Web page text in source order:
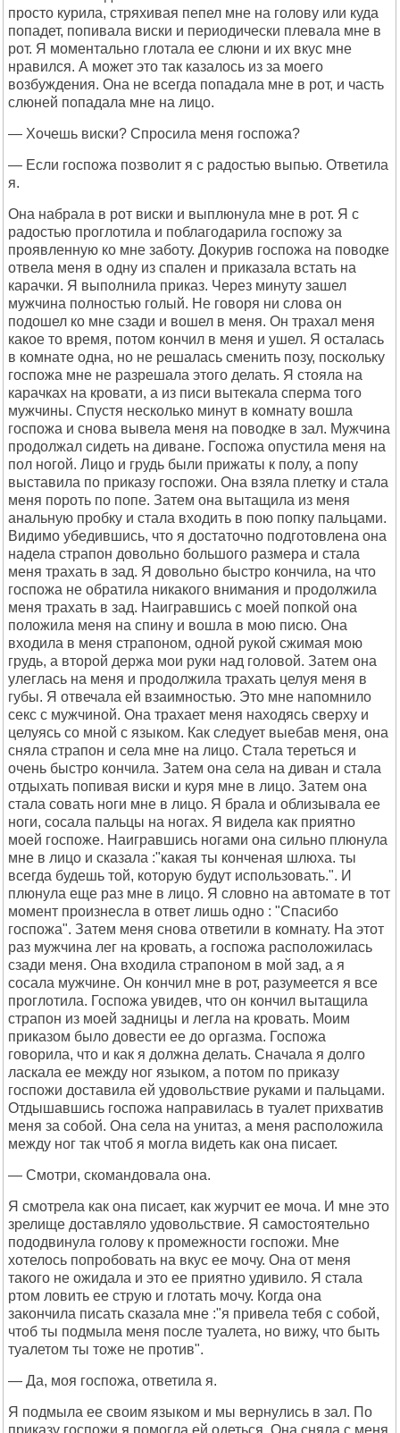
просто курила, стряхивая пепел мне на голову или куда
попадет, попивала виски и периодически плевала мне в
рот. Я моментально глотала ее слюни и их вкус мне
нравился. А может это так казалось из за моего
возбуждения. Она не всегда попадала мне в рот, и часть
слюней попадала мне на лицо.
— Хочешь виски? Спросила меня госпожа?
— Если госпожа позволит я с радостью выпью. Ответила
я.
Она набрала в рот виски и выплюнула мне в рот. Я с
радостью проглотила и поблагодарила госпожу за
проявленную ко мне заботу. Докурив госпожа на поводке
отвела меня в одну из спален и приказала встать на
карачки. Я выполнила приказ. Через минуту зашел
мужчина полностью голый. Не говоря ни слова он
подошел ко мне сзади и вошел в меня. Он трахал меня
какое то время, потом кончил в меня и ушел. Я осталась
в комнате одна, но не решалась сменить позу, поскольку
госпожа мне не разрешала этого делать. Я стояла на
карачках на кровати, а из писи вытекала сперма того
мужчины. Спустя несколько минут в комнату вошла
госпожа и снова вывела меня на поводке в зал. Мужчина
продолжал сидеть на диване. Госпожа опустила меня на
пол ногой. Лицо и грудь были прижаты к полу, а попу
выставила по приказу госпожи. Она взяла плетку и стала
меня пороть по попе. Затем она вытащила из меня
анальную пробку и стала входить в пою попку пальцами.
Видимо убедившись, что я достаточно подготовлена она
надела страпон довольно большого размера и стала
меня трахать в зад. Я довольно быстро кончила, на что
госпожа не обратила никакого внимания и продолжила
меня трахать в зад. Наигравшись с моей попкой она
положила меня на спину и вошла в мою писю. Она
входила в меня страпоном, одной рукой сжимая мою
грудь, а второй держа мои руки над головой. Затем она
улеглась на меня и продолжила трахать целуя меня в
губы. Я отвечала ей взаимностью. Это мне напомнило
секс с мужчиной. Она трахает меня находясь сверху и
целуясь со мной с языком. Как следует выебав меня, она
сняла страпон и села мне на лицо. Стала тереться и
очень быстро кончила. Затем она села на диван и стала
отдыхать попивая виски и куря мне в лицо. Затем она
стала совать ноги мне в лицо. Я брала и облизывала ее
ноги, сосала пальцы на ногах. Я видела как приятно
моей госпоже. Наигравшись ногами она сильно плюнула
мне в лицо и сказала :"какая ты конченая шлюха. ты
всегда будешь той, которую будут использовать.". И
плюнула еще раз мне в лицо. Я словно на автомате в тот
момент произнесла в ответ лишь одно : "Спасибо
госпожа". Затем меня снова ответили в комнату. На этот
раз мужчина лег на кровать, а госпожа расположилась
сзади меня. Она входила страпоном в мой зад, а я
сосала мужчине. Он кончил мне в рот, разумеется я все
проглотила. Госпожа увидев, что он кончил вытащила
страпон из моей задницы и легла на кровать. Моим
приказом было довести ее до оргазма. Госпожа
говорила, что и как я должна делать. Сначала я долго
ласкала ее между ног языком, а потом по приказу
госпожи доставила ей удовольствие руками и пальцами.
Отдышавшись госпожа направилась в туалет прихватив
меня за собой. Она села на унитаз, а меня расположила
между ног так чтоб я могла видеть как она писает.
— Смотри, скомандовала она.
Я смотрела как она писает, как журчит ее моча. И мне это
зрелище доставляло удовольствие. Я самостоятельно
пододвинула голову к промежности госпожи. Мне
хотелось попробовать на вкус ее мочу. Она от меня
такого не ожидала и это ее приятно удивило. Я стала
ртом ловить ее струю и глотать мочу. Когда она
закончила писать сказала мне :"я привела тебя с собой,
чтоб ты подмыла меня после туалета, но вижу, что быть
туалетом ты тоже не против".
— Да, моя госпожа, ответила я.
Я подмыла ее своим языком и мы вернулись в зал. По
приказу госпожи я помогла ей одеться. Она сняла с меня